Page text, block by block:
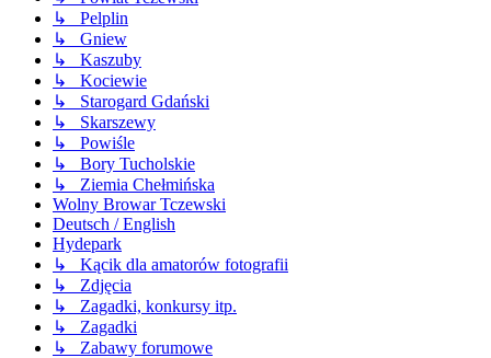
↳ Pelplin
↳ Gniew
↳ Kaszuby
↳ Kociewie
↳ Starogard Gdański
↳ Skarszewy
↳ Powiśle
↳ Bory Tucholskie
↳ Ziemia Chełmińska
Wolny Browar Tczewski
Deutsch / English
Hydepark
↳ Kącik dla amatorów fotografii
↳ Zdjęcia
↳ Zagadki, konkursy itp.
↳ Zagadki
↳ Zabawy forumowe